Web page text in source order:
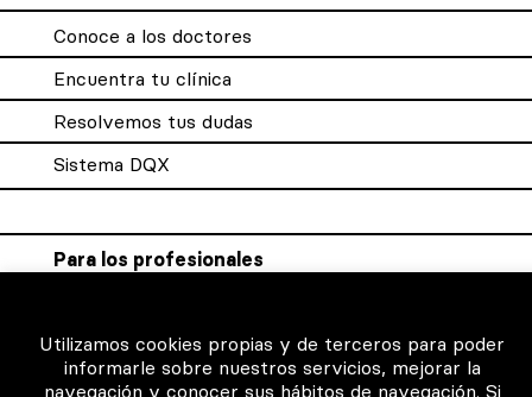
Conoce a los doctores
Encuentra tu clínica
Resolvemos tus dudas
Sistema DQX
Para los profesionales
Intranet clínicas certificadas
Utilizamos cookies propias y de terceros para poder
informarle sobre nuestros servicios, mejorar la
navegación y conocer sus hábitos de navegación. Si